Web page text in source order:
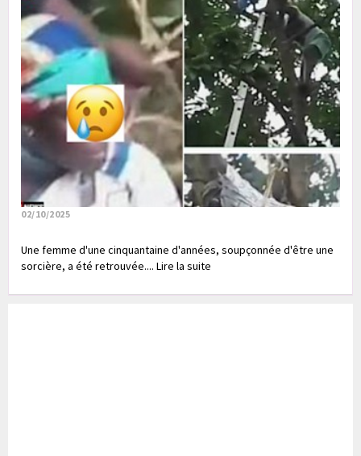
02/10/2025
Une femme d'une cinquantaine d'années, soupçonnée d'être une
sorcière, a été retrouvée.... Lire la suite